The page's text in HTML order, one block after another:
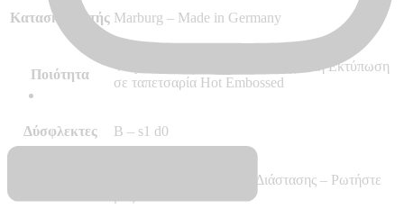
Κατασκευαστής Marburg – Made in Germany
Ποιότητα
Vinyl, Vlies – Non Woven, Ψηφιακή Εκτύπωση
σε ταπετσαρία Hot Embossed
Δύσφλεκτες B – s1 d0
Δυνατότητα Επιθυμητής Διάστασης – Ρωτήστε